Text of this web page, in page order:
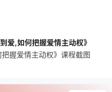
爱,如何把握爱情主动权》
握爱情主动权》课程截图